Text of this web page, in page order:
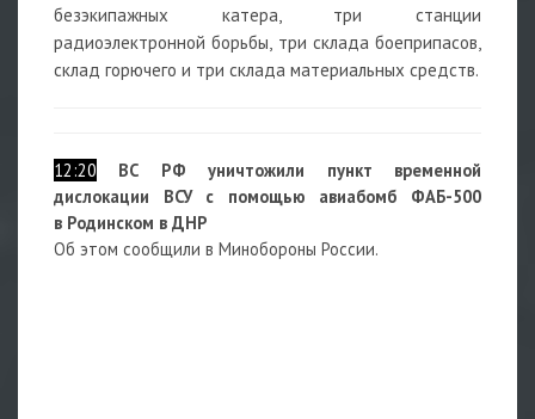
безэкипажных катера, три станции
радиоэлектронной борьбы, три склада боеприпасов,
склад горючего и три склада материальных средств.
12:20
ВС РФ уничтожили пункт временной
дислокации ВСУ с помощью авиабомб ФАБ-500
в Родинском в ДНР
Об этом сообщили в Минобороны России.